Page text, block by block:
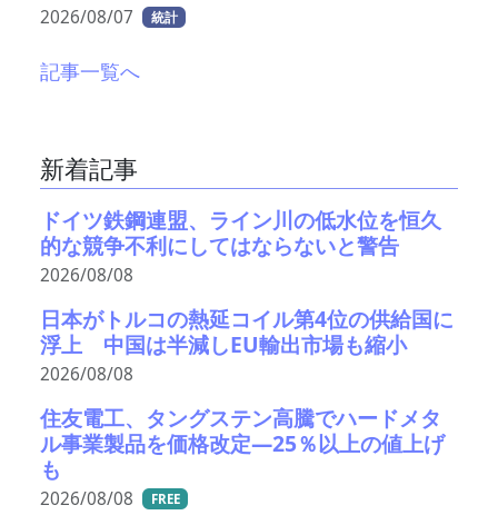
2026/08/07 統計
記事一覧へ
新着記事
ドイツ鉄鋼連盟、ライン川の低水位を恒久
的な競争不利にしてはならないと警告
2026/08/08
日本がトルコの熱延コイル第4位の供給国に
浮上 中国は半減しEU輸出市場も縮小
2026/08/08
住友電工、タングステン高騰でハードメタ
ル事業製品を価格改定―25％以上の値上げ
も
2026/08/08 FREE